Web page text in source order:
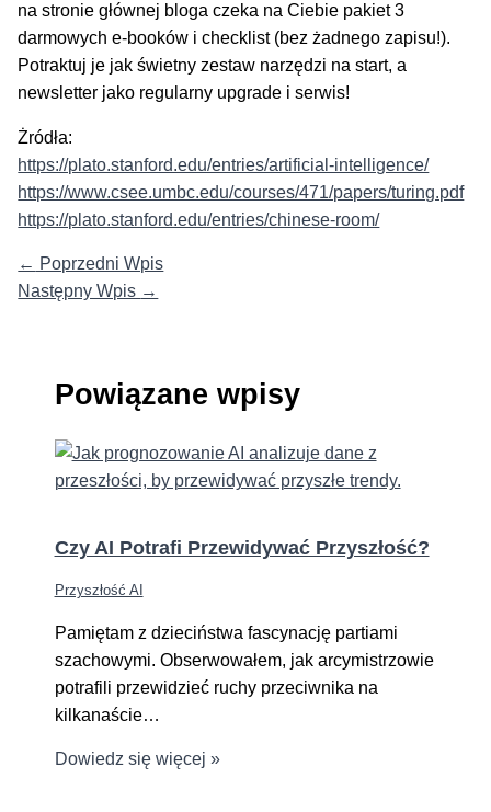
na stronie głównej bloga czeka na Ciebie pakiet 3
darmowych e-booków i checklist (bez żadnego zapisu!).
Potraktuj je jak świetny zestaw narzędzi na start, a
newsletter jako regularny upgrade i serwis!
Żródła:
https://plato.stanford.edu/entries/artificial-intelligence/
https://www.csee.umbc.edu/courses/471/papers/turing.pdf
https://plato.stanford.edu/entries/chinese-room/
← Poprzedni Wpis
Następny Wpis →
Powiązane wpisy
Czy AI Potrafi Przewidywać Przyszłość?
Przyszłość AI
Pamiętam z dzieciństwa fascynację partiami
szachowymi. Obserwowałem, jak arcymistrzowie
potrafili przewidzieć ruchy przeciwnika na
kilkanaście…
Dowiedz się więcej »